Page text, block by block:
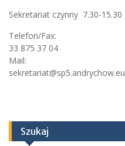
Sekretariat czynny 7.30-15.30
Telefon/Fax:
33 875 37 04
Mail:
sekretariat@sp5.andrychow.eu
Szukaj